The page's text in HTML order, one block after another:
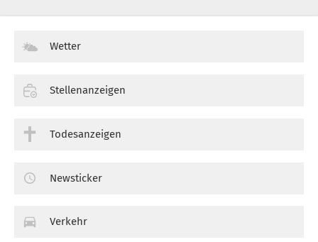
Wetter
Stellenanzeigen
Todesanzeigen
Newsticker
Verkehr